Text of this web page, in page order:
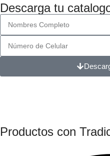
Descarga tu
Productos con